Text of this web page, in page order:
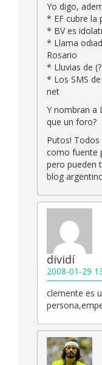
Yo digo,
* EF cubre la
* BV es
* Llama
Rosario
* Lluvias de
* Los SMS
net
Y nombran a
que un foro?
Putos! Todos
como fuente
pero pueden
blog
dividí
2008-01-29
clemente es